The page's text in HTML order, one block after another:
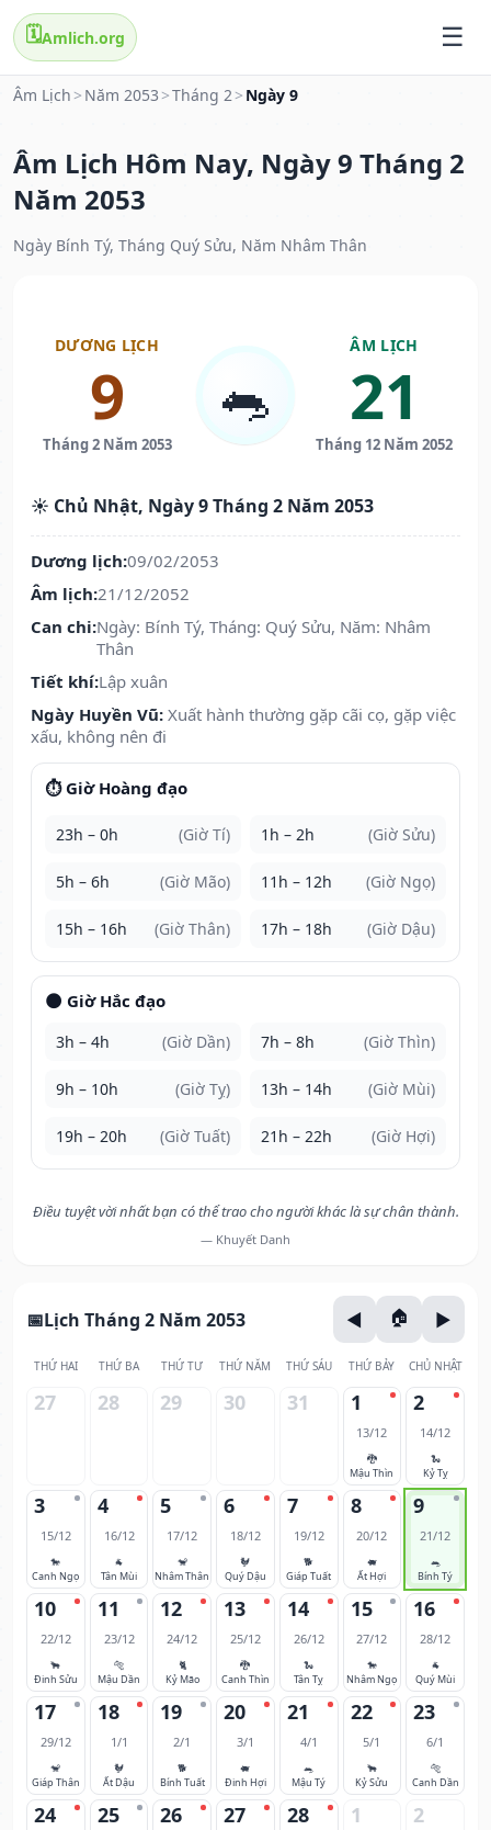
🗓️Amlich.org
Âm Lịch > Năm 2053 >Tháng 2> Ngày 9
Âm Lịch Hôm Nay, Ngày 9 Tháng 2
Năm 2053
Ngày Bính Tý, Tháng Quý Sửu, Năm Nhâm Thân
DƯƠNG LỊCH
9
Tháng 2 Năm 2053
🐀
ÂM LỊCH
21
Tháng 12 Năm 2052
☀️ Chủ Nhật, Ngày 9 Tháng 2 Năm 2053
Dương lịch:09/02/2053
Âm lịch:21/12/2052
Can chi:Ngày: Bính Tý, Tháng: Quý Sửu, Năm: Nhâm
Thân
Tiết khí:Lập xuân
Ngày Huyền Vũ: Xuất hành thường gặp cãi cọ, gặp việc
xấu, không nên đi
⏱️ Giờ Hoàng đạo
23h – 0h (Giờ Tí) 1h – 2h (Giờ Sửu)
5h – 6h (Giờ Mão) 11h – 12h (Giờ Ngọ)
15h – 16h (Giờ Thân) 17h – 18h (Giờ Dậu)
🌑 Giờ Hắc đạo
3h – 4h (Giờ Dần) 7h – 8h (Giờ Thìn)
9h – 10h (Giờ Tỵ) 13h – 14h (Giờ Mùi)
19h – 20h (Giờ Tuất) 21h – 22h (Giờ Hợi)
Điều tuyệt vời nhất bạn có thể trao cho người khác là sự chân thành.
— Khuyết Danh
Lịch Tháng 2 Năm 2053
THỨ HAI THỨ BA THỨ TƯ THỨ NĂM THỨ SÁU THỨ BẢY CHỦ NHẬT
27 28 29 30 31 1
13/12
🐉
Mậu Thìn
2
14/12
🐍
Kỷ Tỵ
3
15/12
🐎
Canh Ngọ
4
16/12
🐐
Tân Mùi
5
17/12
🐒
Nhâm Thân
6
18/12
🐓
Quý Dậu
7
19/12
🐕
Giáp Tuất
8
20/12
🐖
Ất Hợi
9
21/12
🐀
Bính Tý
10
22/12
🐂
Đinh Sửu
11
23/12
🐅
Mậu Dần
12
24/12
🐈
Kỷ Mão
13
25/12
🐉
Canh Thìn
14
26/12
🐍
Tân Tỵ
15
27/12
🐎
Nhâm Ngọ
16
28/12
🐐
Quý Mùi
17
29/12
🐒
Giáp Thân
18
1/1
🐓
Ất Dậu
19
2/1
🐕
Bính Tuất
20
3/1
🐖
Đinh Hợi
21
4/1
🐀
Mậu Tý
22
5/1
🐂
Kỷ Sửu
23
6/1
🐅
Canh Dần
24 25 26 27 28 1 2